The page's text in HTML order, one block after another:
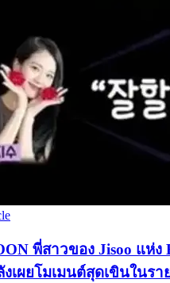
พี่สาวของ Jisoo แห่ง
เผยโมเมนต์สุดเขินในรา